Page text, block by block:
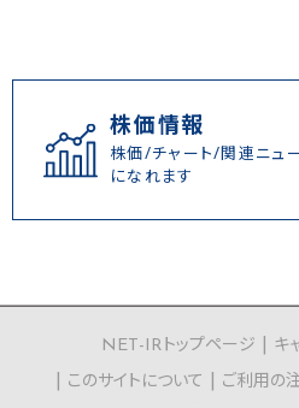
株価情報
株価/チャート/関連ニュ
になれます
NET-IRトップページ キ
このサイトについて
ご利用の